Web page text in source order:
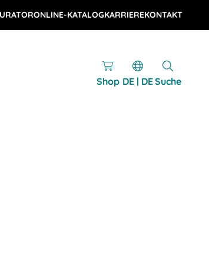
ONLINE-KATALOGKARRIEREKONTAKT
Shop DE | DESuche